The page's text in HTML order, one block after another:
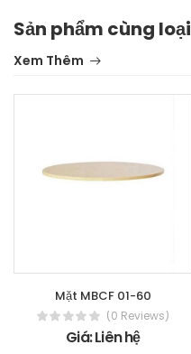
Sản phẩm cùng loại
Xem Thêm
Mặt MBCF 01-60
(0 Reviews)
Giá: Liên hệ